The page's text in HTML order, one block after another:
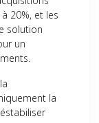
20%, et les
solution
un
la